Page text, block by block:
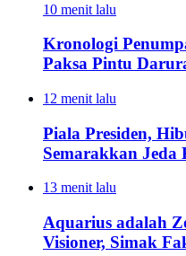
10 menit lalu
Kronologi
Paksa Pintu
12 menit lalu
Piala Presiden,
Semarakkan Jeda
13 menit lalu
Aquarius adalah
Visioner, Simak